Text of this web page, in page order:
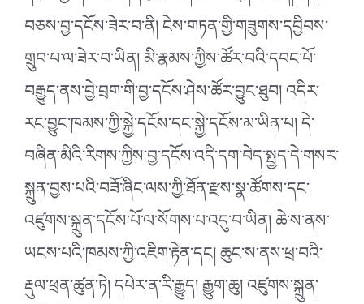
བཅས་བྱ་དངོས་ཟེར་བ་ནི། ངེས་གཏན་གྱི་གཟུགས་དབྱིབས་
གྲུབ་པ་ལ་ཟེར་བ་ཡིན། མི་རྣམས་ཀྱིས་ཚོར་བའི་དབང་པོ་
བརྒྱུད་ནས་བྱེ་བྲག་གི་བྱ་དངོས་ཤེས་ཚོར་བྱུང་ཐུབ། འདིར་
རང་བྱུང་ཁམས་ཀྱི་སྐྱེ་དངོས་དང་སྐྱེ་དངོས་མ་ཡིན་པ། དེ་
བཞིན་མིའི་རིགས་ཀྱིས་བྱ་དངོས་འདི་དག་བེད་སྤྱད་དེ་གསར་
སྐྲུན་བྱས་པའི་བཟོ་ཞིང་ལས་ཀྱི་ཐོན་རྫས་སྣ་ཚོགས་དང་
འཛུགས་སྐྲུན་དངོས་པོ་ལ་སོགས་པ་འདུ་བ་ཡིན། ཆེ་ས་ནས་
ཡངས་པའི་ཁམས་ཀྱི་འཇིག་རྟེན་དང། ཆུང་ས་ནས་ཕྲ་བའི་
རྡུལ་ཕྲན་ཚུན་ཏེ། དཔེར་ན་རི་རྒྱུད། རྒྱུག་ཆུ། འཛུགས་སྐྲུན་